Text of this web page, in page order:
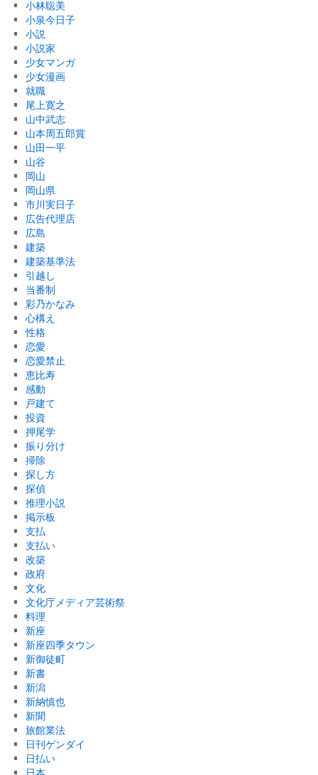
小林聡美
小泉今日子
小説
小説家
少女マンガ
少女漫画
就職
尾上寛之
山中武志
山本周五郎賞
山田一平
山谷
岡山
岡山県
市川実日子
広告代理店
広島
建築
建築基準法
引越し
当番制
彩乃かなみ
心構え
性格
恋愛
恋愛禁止
恵比寿
感動
戸建て
投資
押尾学
振り分け
掃除
探し方
探偵
推理小説
掲示板
支払
支払い
改築
政府
文化
文化庁メディア芸術祭
料理
新座
新座四季タウン
新御徒町
新書
新潟
新納慎也
新聞
旅館業法
日刊ゲンダイ
日払い